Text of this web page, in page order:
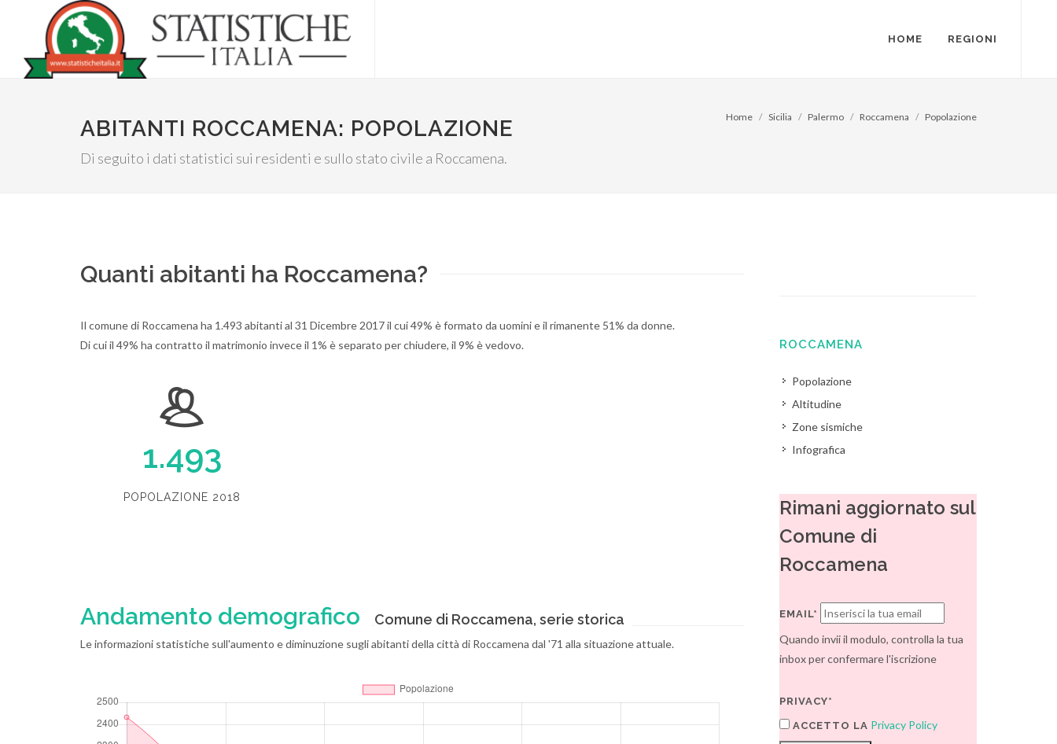
HOME REGIONI
ABITANTI ROCCAMENA: POPOLAZIONE
Di seguito i dati statistici sui residenti e sullo stato civile a Roccamena.
Home Sicilia Palermo Roccamena Popolazione
Quanti abitanti ha Roccamena?
Il comune di Roccamena ha 1.493 abitanti al 31 Dicembre 2017 il cui 49% è formato da uomini e il rimanente 51% da donne.
Di cui il 49% ha contratto il matrimonio invece il 1% è separato per chiudere, il 9% è vedovo.
1.493
POPOLAZIONE 2018
Andamento demografico Comune di Roccamena, serie storica
Le informazioni statistiche sull'aumento e diminuzione sugli abitanti della città di Roccamena dal '71 alla situazione attuale.
ROCCAMENA
Popolazione
Altitudine
Zone sismiche
Infografica
Rimani aggiornato sul
Comune di
Roccamena
EMAIL*
Quando invii il modulo, controlla la tua
inbox per confermare l'iscrizione
PRIVACY*
ACCETTO LA Privacy Policy